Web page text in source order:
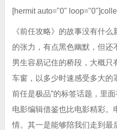
[hermit auto="0"
《前任攻略》的故事没有什
的张力，有点黑色幽默，但还
男生容易记住的桥段，大概只
车窗，以多少时速感受多大的
前任是极品”的标签话题，里
电影编辑借鉴也比电影精彩。
情。其一是能够陪我们走到最